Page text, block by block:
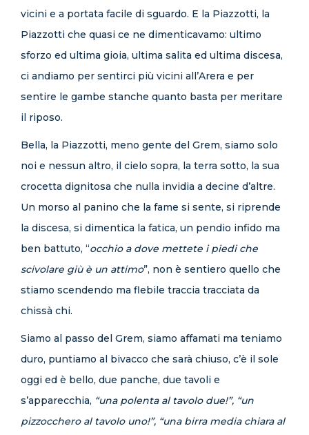
vicini e a portata facile di sguardo. E la Piazzotti, la
Piazzotti che quasi ce ne dimenticavamo: ultimo
sforzo ed ultima gioia, ultima salita ed ultima discesa,
ci andiamo per sentirci più vicini all’Arera e per
sentire le gambe stanche quanto basta per meritare
il riposo.
Bella, la Piazzotti, meno gente del Grem, siamo solo
noi e nessun altro, il cielo sopra, la terra sotto, la sua
crocetta dignitosa che nulla invidia a decine d’altre.
Un morso al panino che la fame si sente, si riprende
la discesa, si dimentica la fatica, un pendio infido ma
ben battuto, “occhio a dove mettete i piedi che
scivolare giù è un attimo”, non è sentiero quello che
stiamo scendendo ma flebile traccia tracciata da
chissà chi.
Siamo al passo del Grem, siamo affamati ma teniamo
duro, puntiamo al bivacco che sarà chiuso, c’è il sole
oggi ed è bello, due panche, due tavoli e
s’apparecchia, “una polenta al tavolo due!”, “un
pizzocchero al tavolo uno!”, “una birra media chiara al